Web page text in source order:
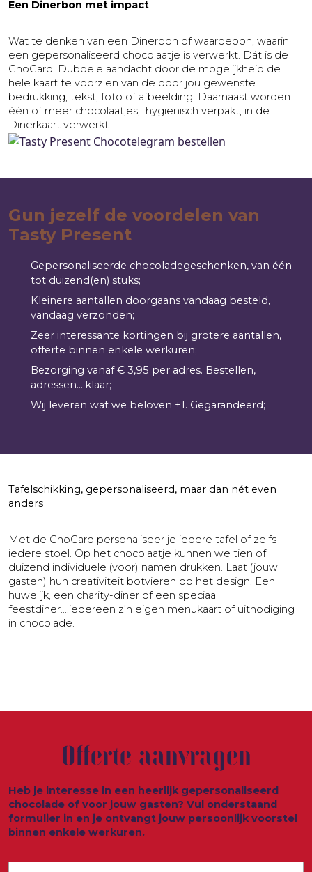
Een Dinerbon met impact
Wat te denken van een Dinerbon of waardebon, waarin
een gepersonaliseerd chocolaatje is verwerkt. Dát is de
ChoCard. Dubbele aandacht door de mogelijkheid de
hele kaart te voorzien van de door jou gewenste
bedrukking; tekst, foto of afbeelding. Daarnaast worden
één of meer chocolaatjes, hygiënisch verpakt, in de
Dinerkaart verwerkt.
Gun jezelf de voordelen van
Tasty Present
Gepersonaliseerde chocoladegeschenken, van één
tot duizend(en) stuks;
Kleinere aantallen doorgaans vandaag besteld,
vandaag verzonden;
Zeer interessante kortingen bij grotere aantallen,
offerte binnen enkele werkuren;
Bezorging vanaf € 3,95 per adres. Bestellen,
adressen....klaar;
Wij leveren wat we beloven +1. Gegarandeerd;
Tafelschikking, gepersonaliseerd, maar dan nét even
anders
Met de ChoCard personaliseer je iedere tafel of zelfs
iedere stoel. Op het chocolaatje kunnen we tien of
duizend individuele (voor) namen drukken. Laat (jouw
gasten) hun creativiteit botvieren op het design. Een
huwelijk, een charity-diner of een speciaal
feestdiner….iedereen z’n eigen menukaart of uitnodiging
in chocolade.
Offerte aanvragen
Heb je interesse in een heerlijk gepersonaliseerd
chocolade of voor jouw gasten? Vul onderstaand
formulier in en je ontvangt jouw persoonlijk voorstel
binnen enkele werkuren.